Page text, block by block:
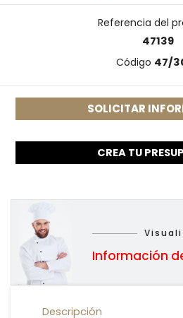
Referencia del
47139
Código 47/
SOLICITAR
CREA TU
Información
Descripción